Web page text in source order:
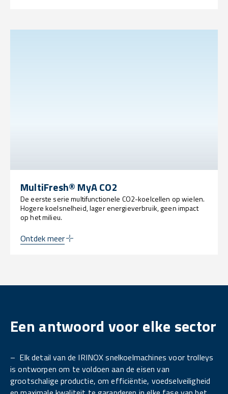
MultiFresh® MyA CO2
De eerste serie multifunctionele CO2-koelcellen op wielen.
Hogere koelsnelheid, lager energieverbruik, geen impact
op het milieu.
Ontdek meer
Een antwoord voor elke sector
– Elk detail van de IRINOX snelkoelmachines voor trolleys
is ontworpen om te voldoen aan de eisen van
grootschalige productie, om efficiëntie, voedselveiligheid